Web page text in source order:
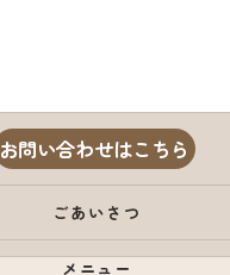
お問い合わせはこちら
ごあいさつ
メニュー